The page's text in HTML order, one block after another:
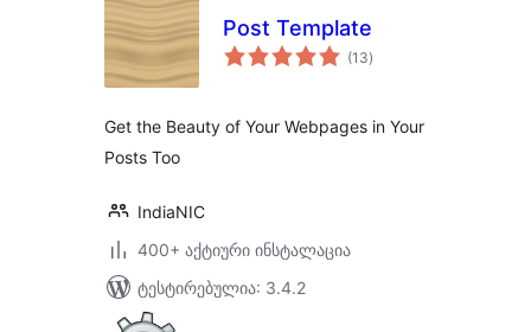
Post Template
(13საერთო
რეიტინგი
)
Get the Beauty of Your Webpages in Your
Posts Too
IndiaNIC
400+ აქტიური ინსტალაცია
ტესტირებულია: 3.4.2